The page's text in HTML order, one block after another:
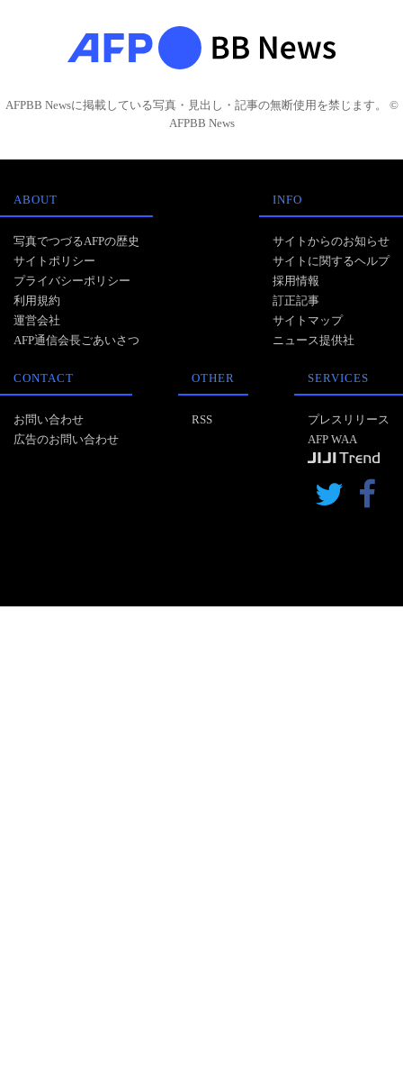
AFPBB Newsに掲載している写真・見出し・記事の無断使用を禁じます。 ©
AFPBB News
ABOUT
写真でつづるAFPの歴史
サイトポリシー
プライバシーポリシー
利用規約
運営会社
AFP通信会長ごあいさつ
INFO
サイトからのお知らせ
サイトに関するヘルプ
採用情報
訂正記事
サイトマップ
ニュース提供社
CONTACT
お問い合わせ
広告のお問い合わせ
OTHER
RSS
SERVICES
プレスリリース
AFP WAA